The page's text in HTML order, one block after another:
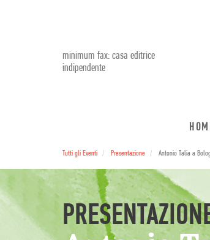
minimum fax: casa editrice
indipendente
Tutti gli Eventi Presentazione Antonio Talia a